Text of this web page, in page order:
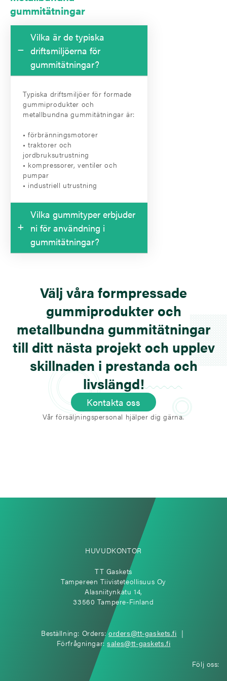
gummitätningar
Vilka är de typiska
driftsmiljöerna för
gummitätningar?
Typiska driftsmiljöer för formade
gummiprodukter och
metallbundna gummitätningar är:
• förbränningsmotorer
• traktorer och
jordbruksutrustning
• kompressorer, ventiler och
pumpar
• industriell utrustning
Vilka gummityper erbjuder
ni för användning i
gummitätningar?
,silikon och många fler
specialblandningar baserade på
användningsområdet.
Välj våra formpressade
gummiprodukter och
metallbundna gummitätningar
till ditt nästa projekt och upplev
skillnaden i prestanda och
livslängd!
Kontakta oss
Vår försäljningspersonal hjälper dig gärna.
HUVUDKONTOR
TT Gaskets
Tampereen Tiivisteteollisuus Oy
Alasniitynkatu 14,
33560 Tampere-Finland
Beställning: Orders:orders@tt-gaskets.fi |
Förfrågningar:sales@tt-gaskets.fi
Följ oss: